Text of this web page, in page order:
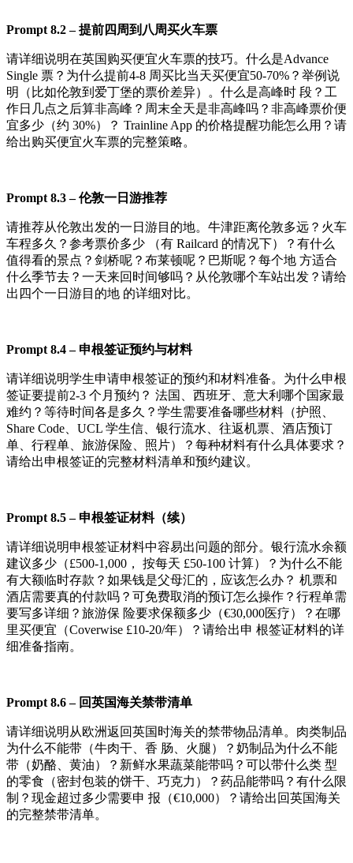
Prompt 8.2 – 提前四周到八周买火车票
请详细说明在英国购买便宜火车票的技巧。什么是Advance
Single 票？为什么提前4-8 周买比当天买便宜50-70%？举例说
明（比如伦敦到爱丁堡的票价差异）。什么是高峰时 段？工
作日几点之后算非高峰？周末全天是非高峰吗？非高峰票价便
宜多少（约 30%）？ Trainline App 的价格提醒功能怎么用？请
给出购买便宜火车票的完整策略。
Prompt 8.3 – 伦敦一日游推荐
请推荐从伦敦出发的一日游目的地。牛津距离伦敦多远？火车
车程多久？参考票价多少 （有 Railcard 的情况下）？有什么
值得看的景点？剑桥呢？布莱顿呢？巴斯呢？每个地 方适合
什么季节去？一天来回时间够吗？从伦敦哪个车站出发？请给
出四个一日游目的地 的详细对比。
Prompt 8.4 – 申根签证预约与材料
请详细说明学生申请申根签证的预约和材料准备。为什么申根
签证要提前2-3 个月预约？ 法国、西班牙、意大利哪个国家最
难约？等待时间各是多久？学生需要准备哪些材料（护照、
Share Code、UCL 学生信、银行流水、往返机票、酒店预订
单、行程单、旅游保险、照片）？每种材料有什么具体要求？
请给出申根签证的完整材料清单和预约建议。
Prompt 8.5 – 申根签证材料（续）
请详细说明申根签证材料中容易出问题的部分。银行流水余额
建议多少（£500-1,000， 按每天 £50-100 计算）？为什么不能
有大额临时存款？如果钱是父母汇的，应该怎么办？ 机票和
酒店需要真的付款吗？可免费取消的预订怎么操作？行程单需
要写多详细？旅游保 险要求保额多少（€30,000医疗）？在哪
里买便宜（Coverwise £10-20/年）？请给出申 根签证材料的详
细准备指南。
Prompt 8.6 – 回英国海关禁带清单
请详细说明从欧洲返回英国时海关的禁带物品清单。肉类制品
为什么不能带（牛肉干、香 肠、火腿）？奶制品为什么不能
带（奶酪、黄油）？新鲜水果蔬菜能带吗？可以带什么类 型
的零食（密封包装的饼干、巧克力）？药品能带吗？有什么限
制？现金超过多少需要申 报（€10,000）？请给出回英国海关
的完整禁带清单。